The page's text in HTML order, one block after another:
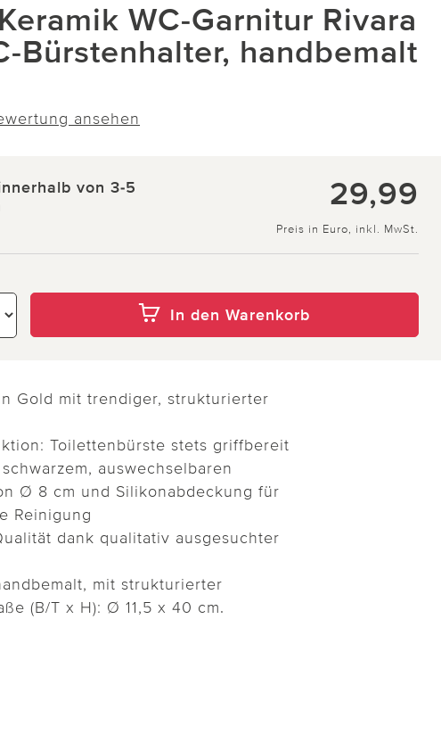
WC-Garnitur Rivara
Bürstenhalter, handbemalt
ansehen
von 3-5
29,99
Preis in Euro, inkl. MwSt.
In den Warenkorb
Gold mit trendiger, strukturierter
Toilettenbürste stets griffbereit
auswechselbaren
Ø 8 cm und Silikonabdeckung für
Reinigung
dank qualitativ ausgesuchter
mit strukturierter
(B/T x H): Ø 11,5 x 40 cm.